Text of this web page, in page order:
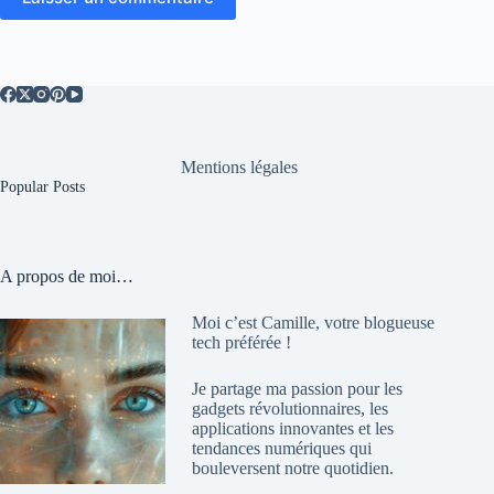
Mentions légales
Popular Posts
A propos de moi…
Moi c’est Camille, votre blogueuse
tech préférée !
Je partage ma passion pour les
gadgets révolutionnaires, les
applications innovantes et les
tendances numériques qui
bouleversent notre quotidien.